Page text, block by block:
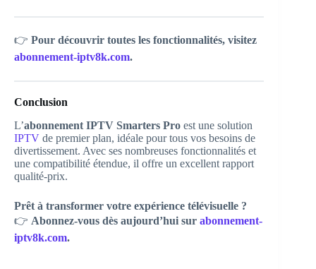
👉 Pour découvrir toutes les fonctionnalités, visitez
abonnement-iptv8k.com.
Conclusion
L’abonnement IPTV Smarters Pro est une solution
IPTV de premier plan, idéale pour tous vos besoins de
divertissement. Avec ses nombreuses fonctionnalités et
une compatibilité étendue, il offre un excellent rapport
qualité-prix.
Prêt à transformer votre expérience télévisuelle ?
👉 Abonnez-vous dès aujourd’hui sur abonnement-
iptv8k.com.